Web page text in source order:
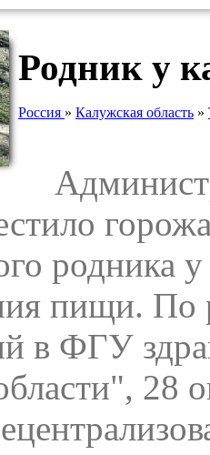
Родник у
Россия » Калужская область »
родника
пищи. По
в ФГУ
28